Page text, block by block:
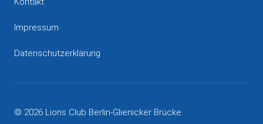
Impressum
Datenschutzerklärung
© 2026 Lions Club Berlin-Glienicker Brücke.